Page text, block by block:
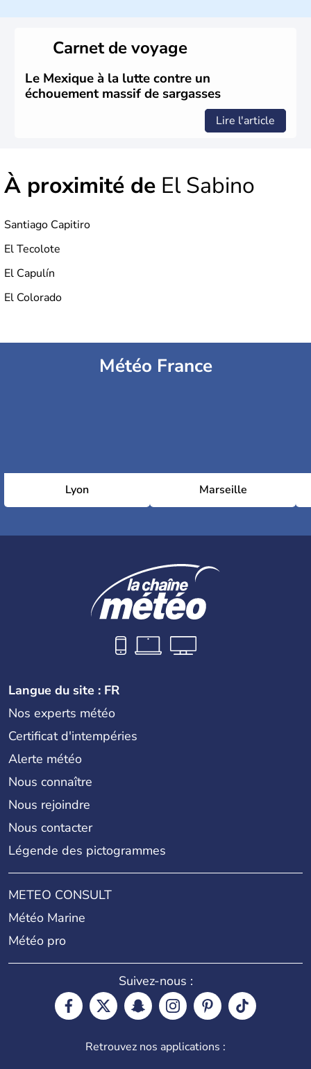
Carnet de voyage
Le Mexique à la lutte contre un
échouement massif de sargasses
Lire l'article
À proximité de El Sabino
Santiago Capitiro
El Tecolote
El Capulín
El Colorado
Météo France
Lyon Marseille
Langue du site : FR
Nos experts météo
Certificat d'intempéries
Alerte météo
Nous connaître
Nous rejoindre
Nous contacter
Légende des pictogrammes
METEO CONSULT
Météo Marine
Météo pro
Suivez-nous :
Retrouvez nos applications :